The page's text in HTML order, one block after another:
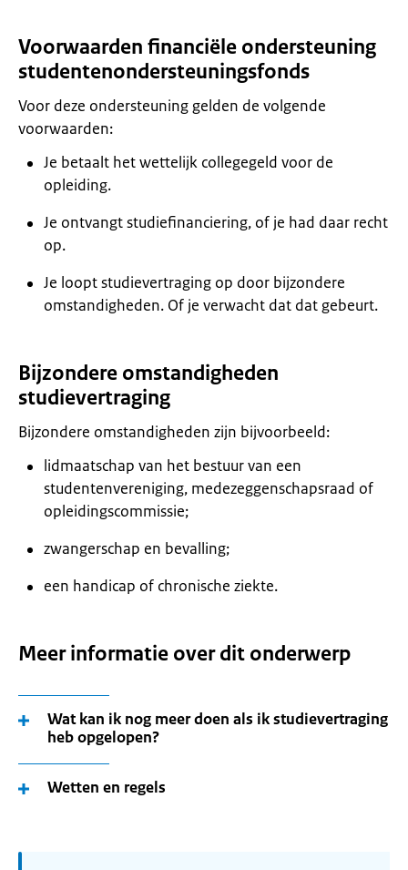
Voorwaarden financiële ondersteuning
studentenondersteuningsfonds
Voor deze ondersteuning gelden de volgende
voorwaarden:
Je betaalt het wettelijk collegegeld voor de
opleiding.
Je ontvangt studiefinanciering, of je had daar recht
op.
Je loopt studievertraging op door bijzondere
omstandigheden. Of je verwacht dat dat gebeurt.
Bijzondere omstandigheden
studievertraging
Bijzondere omstandigheden zijn bijvoorbeeld:
lidmaatschap van het bestuur van een
studentenvereniging, medezeggenschapsraad of
opleidingscommissie;
zwangerschap en bevalling;
een handicap of chronische ziekte.
Meer informatie over dit onderwerp
Wat kan ik nog meer doen als ik studievertraging
heb opgelopen?
Wetten en regels